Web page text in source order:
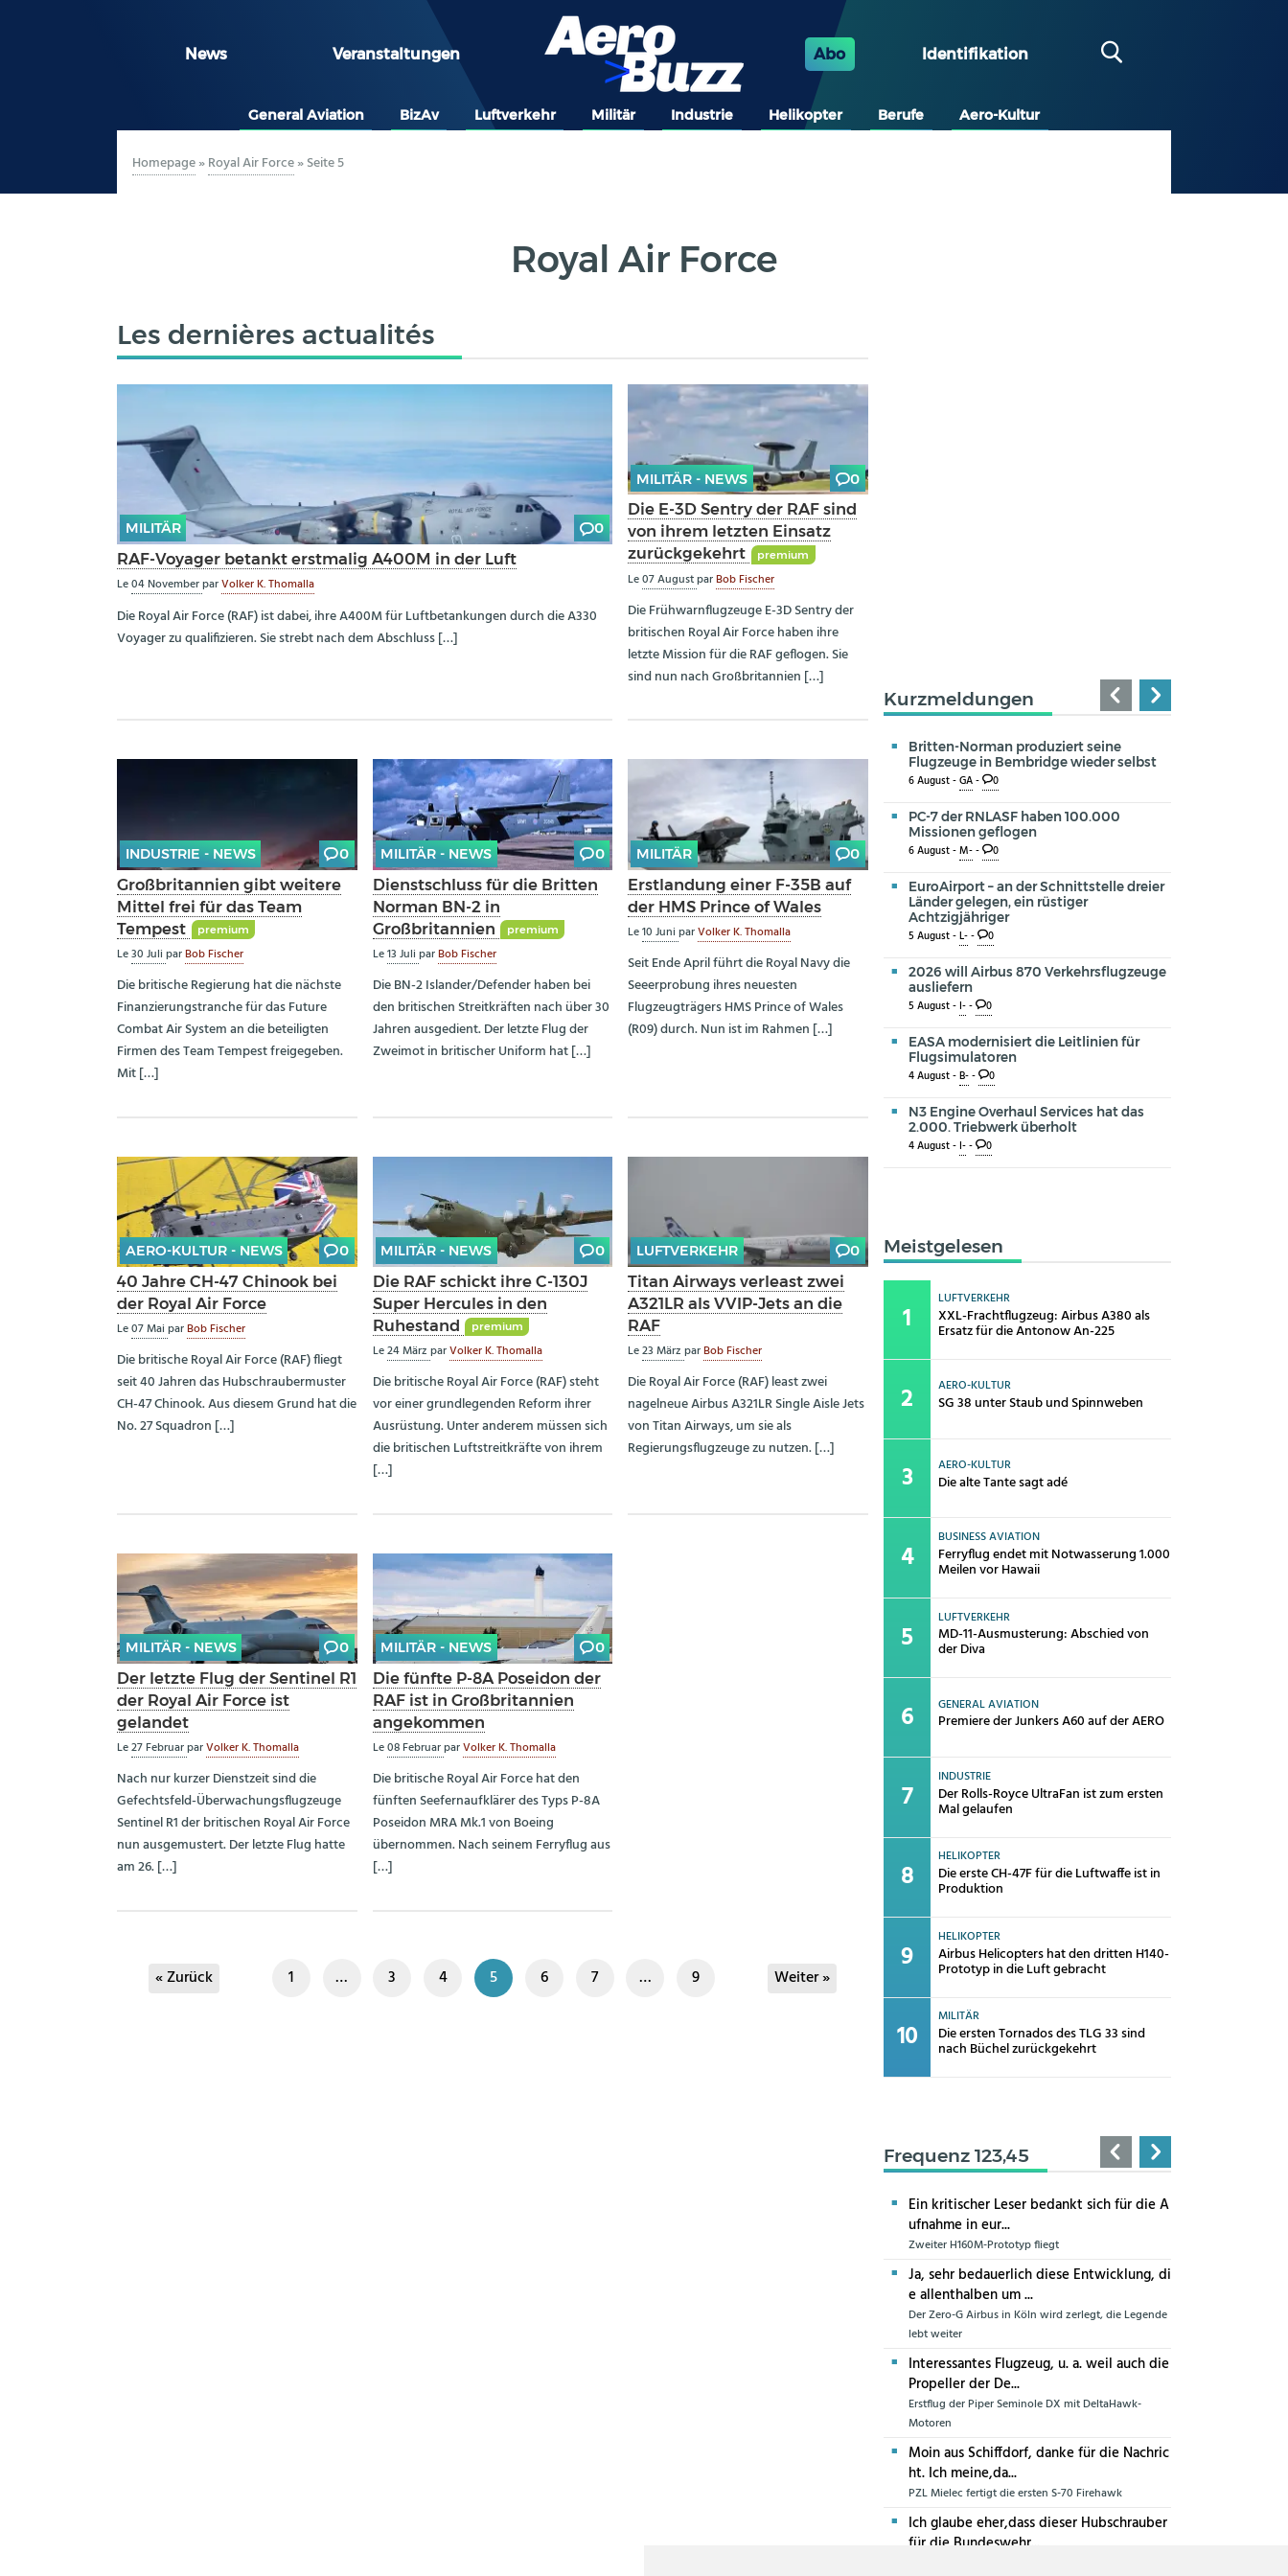
News Veranstaltungen Abo Identifikation
General Aviation BizAv Luftverkehr Militär Industrie Helikopter Berufe Aero-Kultur
Homepage»Royal Air Force»Seite 5
Royal Air Force
Les dernières actualités
MILITÄR 0
RAF-Voyager betankt erstmalig A400M in der Luft
Le04 NovemberparVolker K. Thomalla
Die Royal Air Force (RAF) ist dabei, ihre A400M für Luftbetankungen durch die A330
Voyager zu qualifizieren. Sie strebt nach dem Abschluss […]
MILITÄR - NEWS 0
Die E-3D Sentry der RAF sind
von ihrem letzten Einsatz
zurückgekehrt
premium
Le07 AugustparBob Fischer
Die Frühwarnflugzeuge E-3D Sentry der
britischen Royal Air Force haben ihre
letzte Mission für die RAF geflogen. Sie
sind nun nach Großbritannien […]
INDUSTRIE - NEWS 0
Großbritannien gibt weitere
Mittel frei für das Team
Tempest
premium
Le30 Juli parBob Fischer
Die britische Regierung hat die nächste
Finanzierungstranche für das Future
Combat Air System an die beteiligten
Firmen des Team Tempest freigegeben.
Mit […]
MILITÄR - NEWS 0
Dienstschluss für die Britten
Norman BN-2 in
Großbritannien
premium
Le13 Juli parBob Fischer
Die BN-2 Islander/Defender haben bei
den britischen Streitkräften nach über 30
Jahren ausgedient. Der letzte Flug der
Zweimot in britischer Uniform hat […]
MILITÄR 0
Erstlandung einer F-35B auf
der HMS Prince of Wales
Le10 JuniparVolker K. Thomalla
Seit Ende April führt die Royal Navy die
Seeerprobung ihres neuesten
Flugzeugträgers HMS Prince of Wales
(R09) durch. Nun ist im Rahmen […]
AERO-KULTUR - NEWS 0
40 Jahre CH-47 Chinook bei
der Royal Air Force
Le07 Mai parBob Fischer
Die britische Royal Air Force (RAF) fliegt
seit 40 Jahren das Hubschraubermuster
CH-47 Chinook. Aus diesem Grund hat die
No. 27 Squadron […]
MILITÄR - NEWS 0
Die RAF schickt ihre C-130J
Super Hercules in den
Ruhestand
premium
Le24 März parVolker K. Thomalla
Die britische Royal Air Force (RAF) steht
vor einer grundlegenden Reform ihrer
Ausrüstung. Unter anderem müssen sich
die britischen Luftstreitkräfte von ihrem
[…]
LUFTVERKEHR 0
Titan Airways verleast zwei
A321LR als VVIP-Jets an die
RAF
Le23 MärzparBob Fischer
Die Royal Air Force (RAF) least zwei
nagelneue Airbus A321LR Single Aisle Jets
von Titan Airways, um sie als
Regierungsflugzeuge zu nutzen. […]
MILITÄR - NEWS 0
Der letzte Flug der Sentinel R1
der Royal Air Force ist
gelandet
Le27 FebruarparVolker K. Thomalla
Nach nur kurzer Dienstzeit sind die
Gefechtsfeld-Überwachungsflugzeuge
Sentinel R1 der britischen Royal Air Force
nun ausgemustert. Der letzte Flug hatte
am 26. […]
MILITÄR - NEWS 0
Die fünfte P-8A Poseidon der
RAF ist in Großbritannien
angekommen
Le08 FebruarparVolker K. Thomalla
Die britische Royal Air Force hat den
fünften Seefernaufklärer des Typs P-8A
Poseidon MRA Mk.1 von Boeing
übernommen. Nach seinem Ferryflug aus
[…]
« Zurück 1 … 3 4 5 6 7 … 9 Weiter »
Kurzmeldungen
Britten-Norman produziert seine
Flugzeuge in Bembridge wieder selbst
6 August -GA- 0
PC-7 der RNLASF haben 100.000
Missionen geflogen
6 August -M-- 0
EuroAirport – an der Schnittstelle dreier
Länder gelegen, ein rüstiger
Achtzigjähriger
5 August -L-- 0
2026 will Airbus 870 Verkehrsflugzeuge
ausliefern
5 August -I-- 0
EASA modernisiert die Leitlinien für
Flugsimulatoren
4 August -B-- 0
N3 Engine Overhaul Services hat das
2.000. Triebwerk überholt
4 August -I-- 0
Meistgelesen
LUFTVERKEHR
XXL-Frachtflugzeug: Airbus A380 als
Ersatz für die Antonow An-225
AERO-KULTUR
SG 38 unter Staub und Spinnweben
AERO-KULTUR
Die alte Tante sagt adé
BUSINESS AVIATION
Ferryflug endet mit Notwasserung 1.000
Meilen vor Hawaii
LUFTVERKEHR
MD-11-Ausmusterung: Abschied von
der Diva
GENERAL AVIATION
Premiere der Junkers A60 auf der AERO
INDUSTRIE
Der Rolls-Royce UltraFan ist zum ersten
Mal gelaufen
HELIKOPTER
Die erste CH-47F für die Luftwaffe ist in
Produktion
HELIKOPTER
Airbus Helicopters hat den dritten H140-
Prototyp in die Luft gebracht
MILITÄR
Die ersten Tornados des TLG 33 sind
nach Büchel zurückgekehrt
Frequenz 123,45
Ein kritischer Leser bedankt sich für die A
ufnahme in eur...
Zweiter H160M-Prototyp fliegt
Ja, sehr bedauerlich diese Entwicklung, di
e allenthalben um ...
Der Zero-G Airbus in Köln wird zerlegt, die Legende
lebt weiter
Interessantes Flugzeug, u. a. weil auch die
Propeller der De...
Erstflug der Piper Seminole DX mit DeltaHawk-
Motoren
Moin aus Schiffdorf, danke für die Nachric
ht. Ich meine,da...
PZL Mielec fertigt die ersten S-70 Firehawk
Ich glaube eher,dass dieser Hubschrauber
für die Bundeswehr...